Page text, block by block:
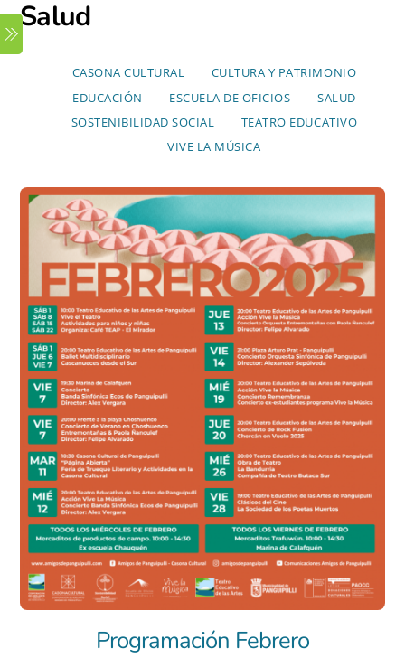
Skip
to
content
Menu
Salud
CASONA CULTURAL
CULTURA Y PATRIMONIO
EDUCACIÓN
ESCUELA DE OFICIOS
SALUD
SOSTENIBILIDAD SOCIAL
TEATRO EDUCATIVO
VIVE LA MÚSICA
Programación Febrero